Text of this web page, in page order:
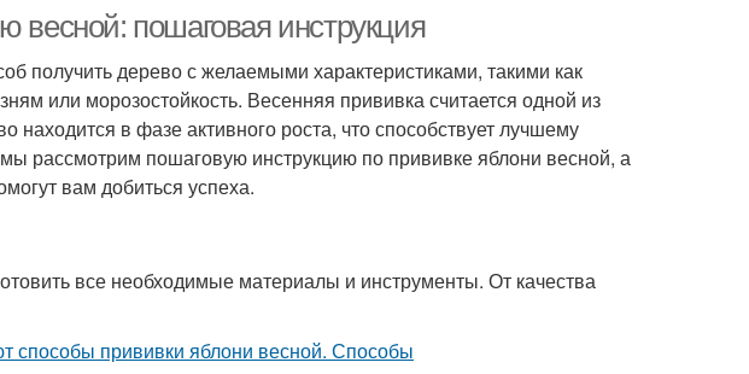
прививке
весной: пошаговая инструкция
получить дерево с желаемыми характеристиками, такими как
или морозостойкость. Весенняя прививка считается одной из
находится в фазе активного роста, что способствует лучшему
рассмотрим пошаговую инструкцию по прививке яблони весной, а
вам добиться успеха.
все необходимые материалы и инструменты. От качества